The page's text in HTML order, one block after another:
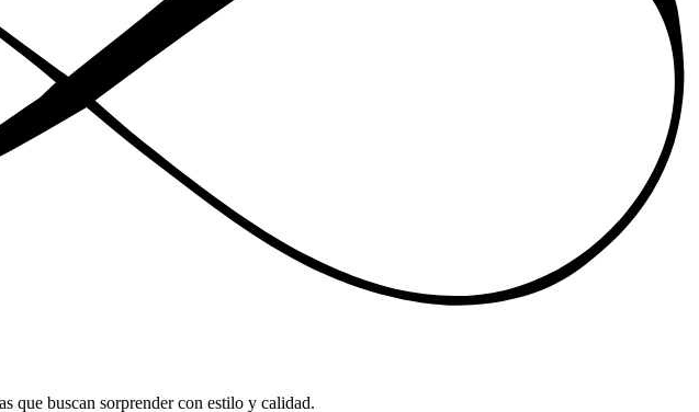
que buscan sorprender con estilo y calidad.